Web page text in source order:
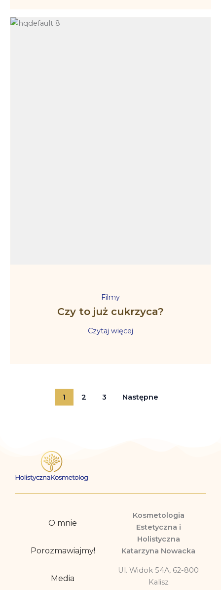
Filmy
Czy to już cukrzyca?
Czytaj więcej
1 2 3 Następne
O mnie
Porozmawiajmy!
Media
Kosmetologia
Estetyczna i
Holistyczna
Katarzyna Nowacka
Ul. Widok 54A, 62-800
Kalisz